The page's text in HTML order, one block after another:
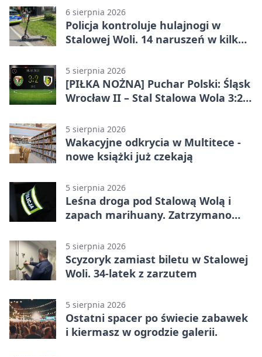
6 sierpnia 2026
Policja kontroluje hulajnogi w
Stalowej Woli. 14 naruszeń w kilka
5 sierpnia 2026
[PIŁKA NOŻNA] Puchar Polski: Śląsk
Wrocław II – Stal Stalowa Wola 3:2
5 sierpnia 2026
Wakacyjne odkrycia w Multitece -
nowe książki już czekają
5 sierpnia 2026
Leśna droga pod Stalową Wolą i
zapach marihuany. Zatrzymano
5 sierpnia 2026
Scyzoryk zamiast biletu w Stalowej
Woli. 34-latek z zarzutem
5 sierpnia 2026
Ostatni spacer po świecie zabawek
i kiermasz w ogrodzie galerii.